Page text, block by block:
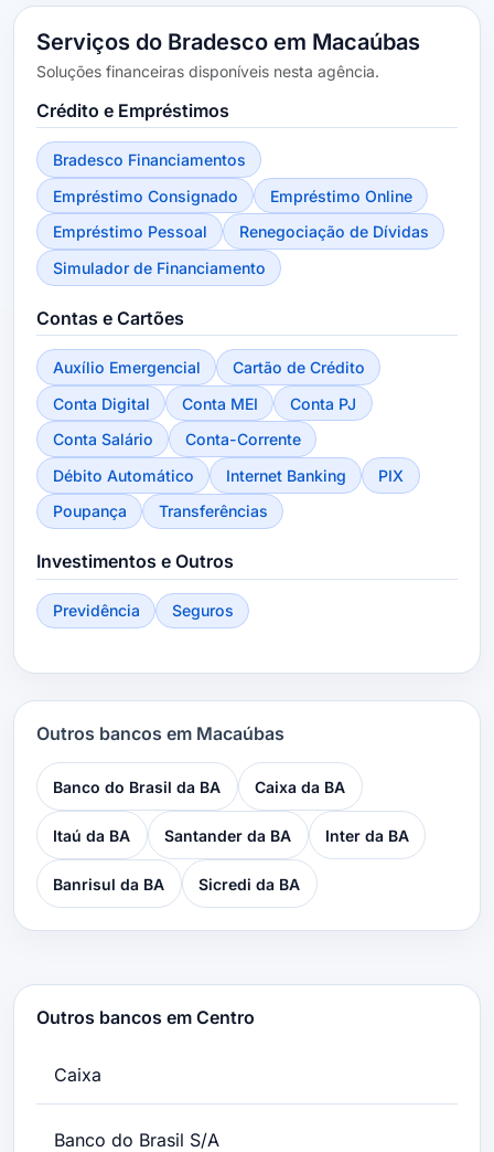
Serviços do Bradesco em Macaúbas
Soluções financeiras disponíveis nesta agência.
Crédito e Empréstimos
Bradesco Financiamentos
Empréstimo Consignado
Empréstimo Online
Empréstimo Pessoal
Renegociação de Dívidas
Simulador de Financiamento
Contas e Cartões
Auxílio Emergencial
Cartão de Crédito
Conta Digital
Conta MEI
Conta PJ
Conta Salário
Conta-Corrente
Débito Automático
Internet Banking
PIX
Poupança
Transferências
Investimentos e Outros
Previdência Seguros
Outros bancos em Macaúbas
Banco do Brasil da BA Caixa da BA
Itaú da BA Santander da BA Inter da BA
Banrisul da BA Sicredi da BA
Outros bancos em Centro
Caixa
Banco do Brasil S/A